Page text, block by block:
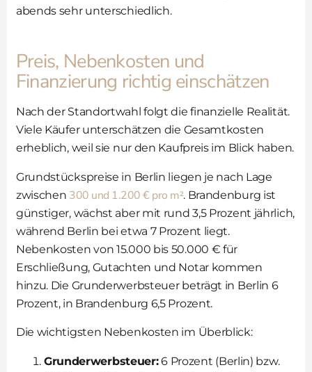
abends sehr unterschiedlich.
Preis, Nebenkosten und
Finanzierung richtig einschätzen
Nach der Standortwahl folgt die finanzielle Realität.
Viele Käufer unterschätzen die Gesamtkosten
erheblich, weil sie nur den Kaufpreis im Blick haben.
Grundstückspreise in Berlin liegen je nach Lage
zwischen 300 und 1.200 € pro m². Brandenburg ist
günstiger, wächst aber mit rund 3,5 Prozent jährlich,
während Berlin bei etwa 7 Prozent liegt.
Nebenkosten von 15.000 bis 50.000 € für
Erschließung, Gutachten und Notar kommen
hinzu. Die Grunderwerbsteuer beträgt in Berlin 6
Prozent, in Brandenburg 6,5 Prozent.
Die wichtigsten Nebenkosten im Überblick:
Grunderwerbsteuer:6 Prozent (Berlin) bzw.